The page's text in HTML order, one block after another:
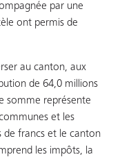
par une
ont permis de
au canton, aux
de 64,0 millions
somme représente
et les
de francs et le canton
les impôts, la